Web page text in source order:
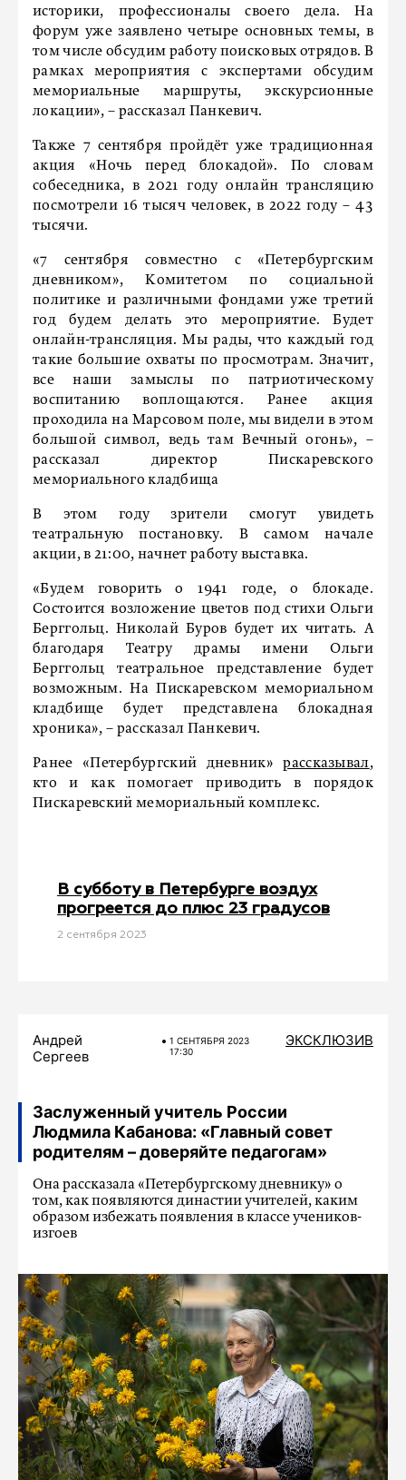
историки, профессионалы своего дела. На
форум уже заявлено четыре основных темы, в
том числе обсудим работу поисковых отрядов. В
рамках мероприятия с экспертами обсудим
мемориальные маршруты, экскурсионные
локации», – рассказал Панкевич.
Также 7 сентября пройдёт уже традиционная
акция «Ночь перед блокадой». По словам
собеседника, в 2021 году онлайн трансляцию
посмотрели 16 тысяч человек, в 2022 году – 43
тысячи.
«7 сентября совместно с «Петербургским
дневником», Комитетом по социальной
политике и различными фондами уже третий
год будем делать это мероприятие. Будет
онлайн-трансляция. Мы рады, что каждый год
такие большие охваты по просмотрам. Значит,
все наши замыслы по патриотическому
воспитанию воплощаются. Ранее акция
проходила на Марсовом поле, мы видели в этом
большой символ, ведь там Вечный огонь», –
рассказал директор Пискаревского
мемориального кладбища
В этом году зрители смогут увидеть
театральную постановку. В самом начале
акции, в 21:00, начнет работу выставка.
«Будем говорить о 1941 годе, о блокаде.
Состоится возложение цветов под стихи Ольги
Берггольц. Николай Буров будет их читать. А
благодаря Театру драмы имени Ольги
Берггольц театральное представление будет
возможным. На Пискаревском мемориальном
кладбище будет представлена блокадная
хроника», – рассказал Панкевич.
Ранее «Петербургский дневник»рассказывал,
кто и как помогает приводить в порядок
Пискаревский мемориальный комплекс.
В субботу в Петербурге воздух
прогреется до плюс 23 градусов
2 сентября 2023
Андрей
Сергеев
1 СЕНТЯБРЯ 2023
17:30
ЭКСКЛЮЗИВ
Заслуженный учитель России
Людмила Кабанова: «Главный совет
родителям – доверяйте педагогам»
Она рассказала «Петербургскому дневнику» о
том, как появляются династии учителей, каким
образом избежать появления в классе учеников-
изгоев